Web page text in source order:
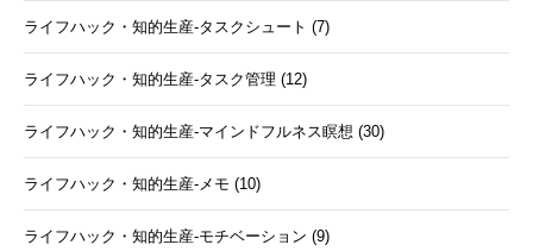
ライフハック・知的生産-タスクシュート (7)
ライフハック・知的生産-タスク管理 (12)
ライフハック・知的生産-マインドフルネス瞑想 (30)
ライフハック・知的生産-メモ (10)
ライフハック・知的生産-モチベーション (9)